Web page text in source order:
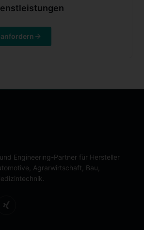
Engineering-Partner für Hersteller
Agrarwirtschaft, Bau,